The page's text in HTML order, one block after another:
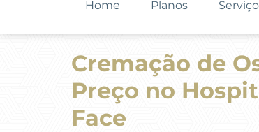
Home Planos
Cremação de
Preço no
Face